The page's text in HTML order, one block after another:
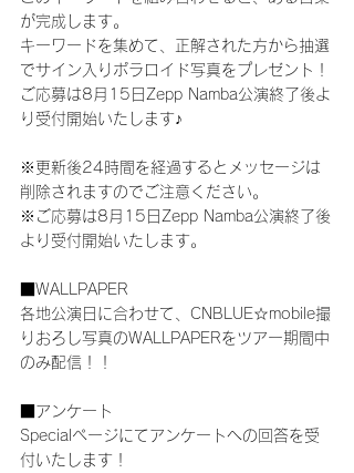
が完成します。
キーワードを集めて、正解された方から抽選
でサイン入りポラロイド写真をプレゼント！
ご応募は8月15日Zepp Namba公演終了後よ
り受付開始いたします♪
※更新後24時間を経過するとメッセージは
削除されますのでご注意ください。
※ご応募は8月15日Zepp Namba公演終了後
より受付開始いたします。
■WALLPAPER
各地公演日に合わせて、CNBLUE☆mobile撮
りおろし写真のWALLPAPERをツアー期間中
のみ配信！！
■アンケート
Specialページにてアンケートへの回答を受
付いたします！